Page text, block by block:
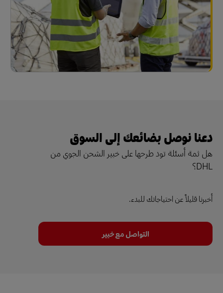
دعنا نوصل بضائعك إلى السوق
هل ثمة أسئلة تود طرحها على خبير الشحن الجوي من
DHL؟
أخبرنا قليلاً عن احتياجاتك للبدء.
التواصل مع خبير